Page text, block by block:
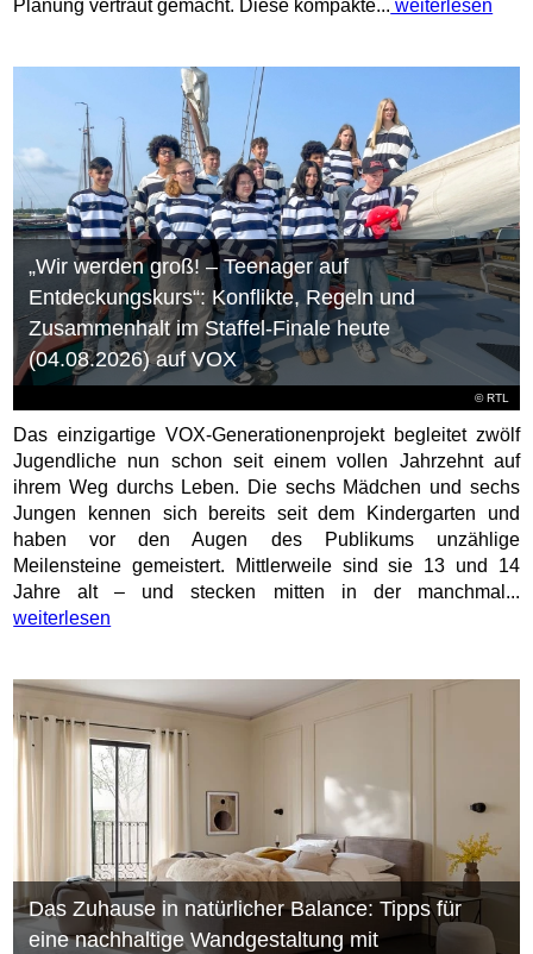
Planung vertraut gemacht. Diese kompakte... weiterlesen
©RTL
„Wir werden groß! – Teenager auf
Entdeckungskurs“: Konflikte, Regeln und
Zusammenhalt im Staffel-Finale heute
(04.08.2026) auf VOX
Das einzigartige VOX-Generationenprojekt begleitet zwölf
Jugendliche nun schon seit einem vollen Jahrzehnt auf
ihrem Weg durchs Leben. Die sechs Mädchen und sechs
Jungen kennen sich bereits seit dem Kindergarten und
haben vor den Augen des Publikums unzählige
Meilensteine gemeistert. Mittlerweile sind sie 13 und 14
Jahre alt – und stecken mitten in der manchmal...
weiterlesen
Das Zuhause in natürlicher Balance: Tipps für
eine nachhaltige Wandgestaltung mit